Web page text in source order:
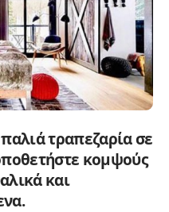
τραπεζαρία σε
κομψούς
και